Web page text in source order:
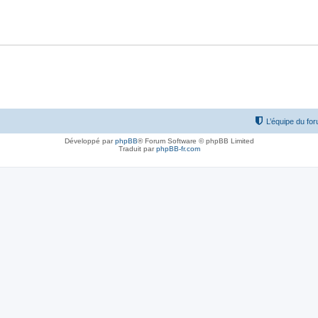
L’équipe du
Développé parphpBB® Forum Software © phpBB Limited
Traduit parphpBB-fr.com